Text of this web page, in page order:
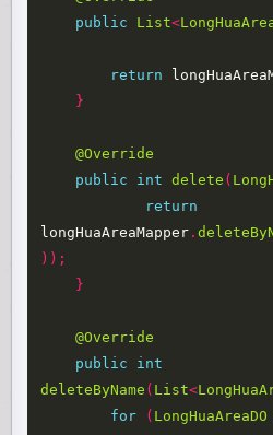
public
List<
return
}
@Override
public
int delete (
return
longHuaAreaMapper .
));
}
@Override
public
int
deleteByName ( List<
for
( LongHuaAreaDO